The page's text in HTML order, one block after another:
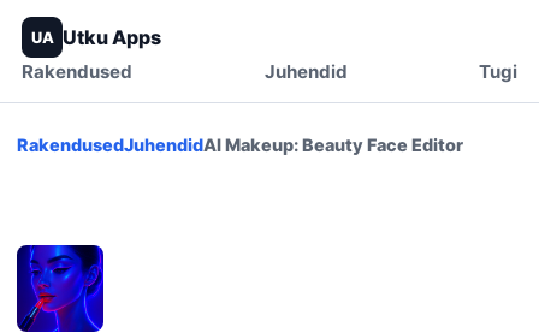
UA Utku Apps
Rakendused Juhendid Tugi
RakendusedJuhendidAI Makeup: Beauty Face Editor